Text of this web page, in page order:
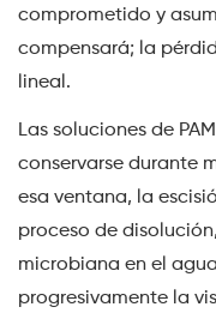
comprometido y
compensará; la
lineal.
Las soluciones de
conservarse durante
esa ventana, la
proceso de
microbiana en el
progresivamente la